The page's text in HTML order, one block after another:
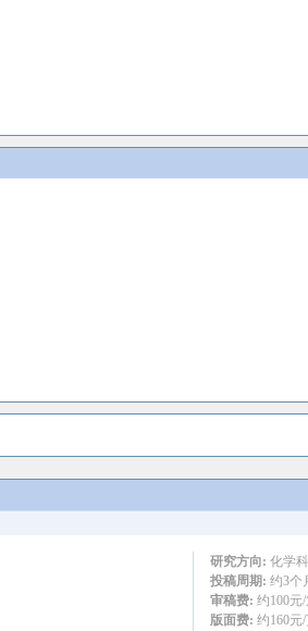
研究方向: 化学
投稿周期: 约3个
审稿费: 约100元/
版面费: 约160元